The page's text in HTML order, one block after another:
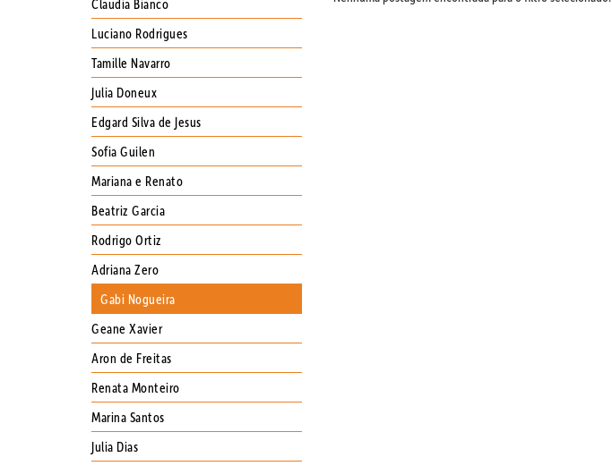
Claudia Bianco
Luciano Rodrigues
Tamille Navarro
Julia Doneux
Edgard Silva de Jesus
Sofia Guilen
Mariana e Renato
Beatriz Garcia
Rodrigo Ortiz
Adriana Zero
Gabi Nogueira
Geane Xavier
Aron de Freitas
Renata Monteiro
Marina Santos
Julia Dias